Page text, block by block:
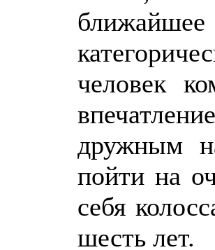
человек
дружным
пойти на
себя
шесть лет.